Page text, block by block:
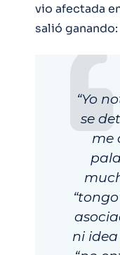
vio afectada
salió ganando:
“Yo
se
me
ni